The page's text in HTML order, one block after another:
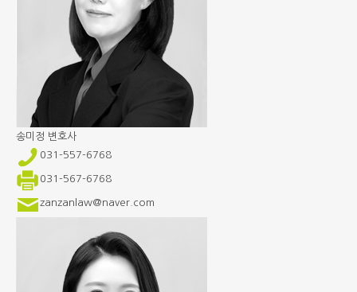
송미정 변호사
031-557-6768
031-567-6768
zanzanlaw@naver.com